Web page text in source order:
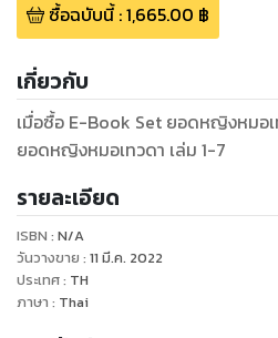
ซื้อฉบับนี้:1,665.00 ฿
เกี่ยวกับ
เมื่อซื้อ E-Book Set ยอดหญิงหมอเ
ยอดหญิงหมอเทวดา เล่ม 1-7
รายละเอียด
ISBN : N/A
วันวางขาย : 11 มี.ค. 2022
ประเทศ: TH
ภาษา : Thai